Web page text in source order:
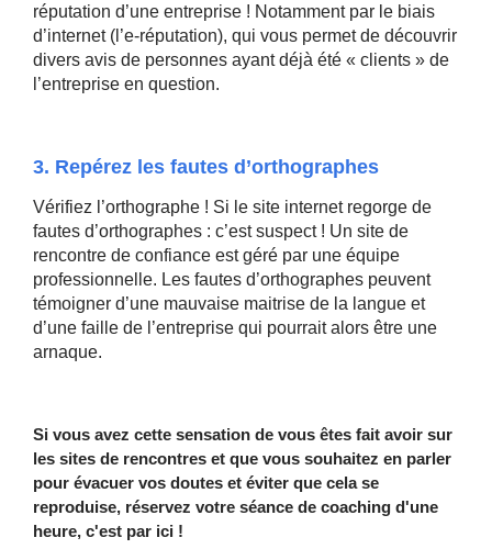
réputation d’une entreprise ! Notamment par le biais
d’internet (l’e-réputation), qui vous permet de découvrir
divers avis de personnes ayant déjà été « clients » de
l’entreprise en question.
3. Repérez les fautes d’orthographes
Vérifiez l’orthographe ! Si le site internet regorge de
fautes d’orthographes : c’est suspect ! Un site de
rencontre de confiance est géré par une équipe
professionnelle. Les fautes d’orthographes peuvent
témoigner d’une mauvaise maitrise de la langue et
d’une faille de l’entreprise qui pourrait alors être une
arnaque.
Si vous avez cette sensation de vous êtes fait avoir sur
les sites de rencontres et que vous souhaitez en parler
pour évacuer vos doutes et éviter que cela se
reproduise, réservez votre séance de coaching d'une
heure, c'est par ici !